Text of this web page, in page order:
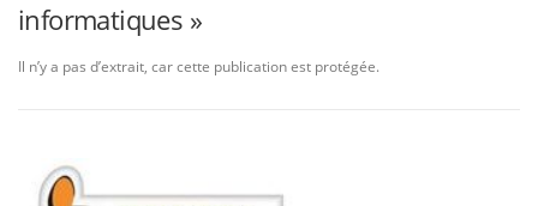
informatiques »
Il n’y a pas d’extrait, car cette publication est protégée.